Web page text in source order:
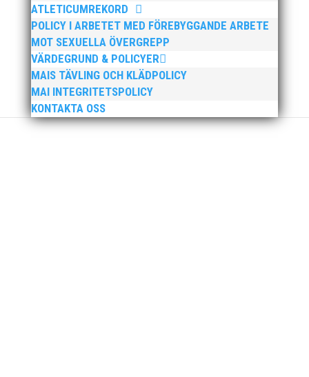
ATLETICUMREKORD
POLICY I ARBETET MED FÖREBYGGANDE ARBETE
MOT SEXUELLA ÖVERGREPP
VÄRDEGRUND & POLICYER
MAIS TÄVLING OCH KLÄDPOLICY
MAI INTEGRITETSPOLICY
KONTAKTA OSS
Nu är hösten här och för oss MAI:re betyder det olika